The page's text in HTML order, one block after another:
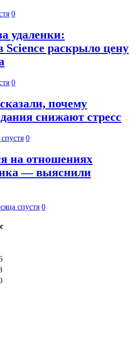
0
удаленки:
Science раскрыло цену
0
почему
снижают стресс
0
на отношениях
— выяснили
спустя 0